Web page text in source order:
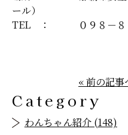
ール）
TEL ： ０９８－８６
« 前の記事
Category
わんちゃん紹介 (148)